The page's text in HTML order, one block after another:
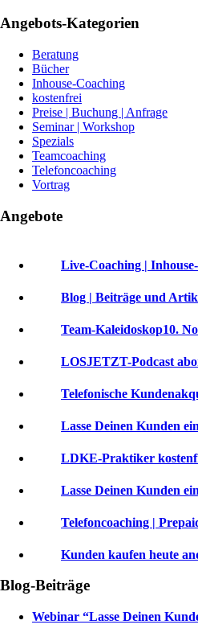
Angebots-Kategorien
Beratung
Bücher
Inhouse-Coaching
kostenfrei
Preise | Buchung | Anfrage
Seminar | Workshop
Spezials
Teamcoaching
Telefoncoaching
Vortrag
Angebote
Live-Coaching |
Blog | Beiträge und
Team-Kaleidoskop10.
LOSJETZT-Podcast
Telefonische
Lasse Deinen Kunden
LDKE-Praktiker
Lasse Deinen Kunden
Telefoncoaching |
Kunden kaufen heute
Blog-Beiträge
Webinar “Lasse Deinen